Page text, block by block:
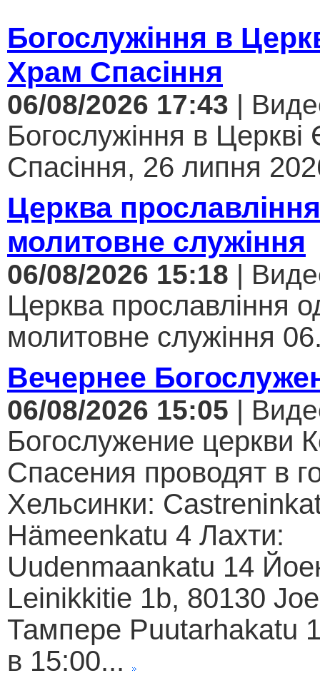
Богослужіння в
Храм Спасіння
06/08/2026 17:43 |
Богослужіння в
Спасіння, 26 липня
Церква
молитовне служіння
06/08/2026 15:18 |
Церква прославління
молитовне служіння
Вечернее
06/08/2026 15:05 |
Богослужение церкви
Спасения проводят в
Хельсинки:
Hämeenkatu 4 Лахти:
Uudenmaankatu 14
Leinikkitie 1b, 80130
Тампере Puutarhakatu
в 15:00...